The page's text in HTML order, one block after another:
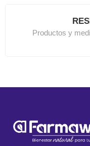
Productos y